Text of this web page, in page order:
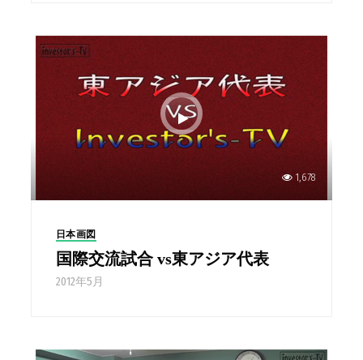
1,678
日本画図
国際交流試合 vs東アジア代表
2012年5月